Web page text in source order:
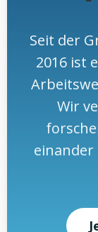
Seit der
2016 ist
Wir
einander